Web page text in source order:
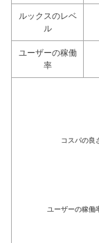
ルックスのレベ
ル
ユーザーの稼働
率